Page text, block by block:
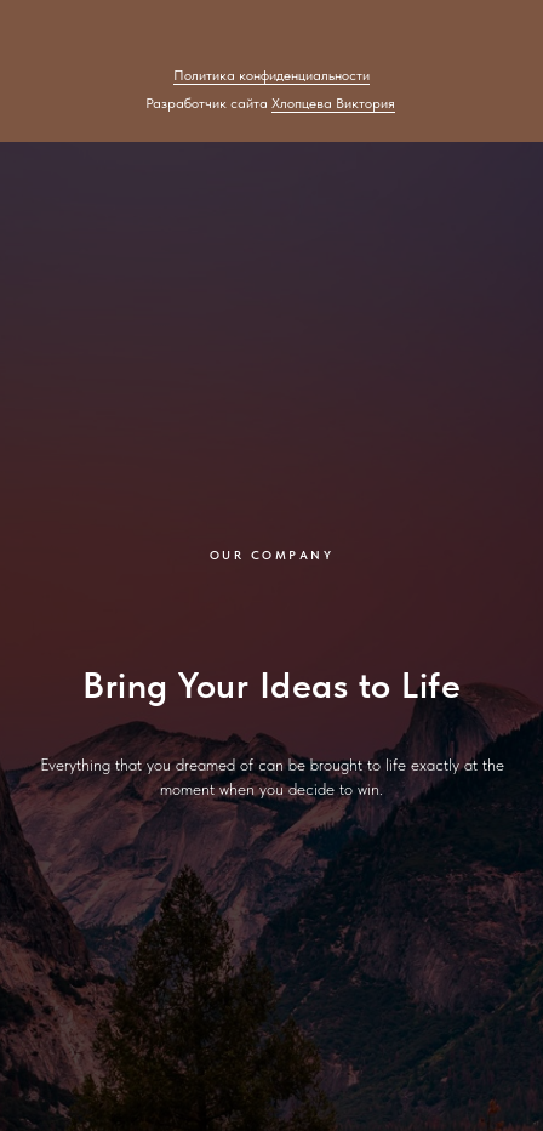
Разработчик сайта Хлопцева Виктория
Политика конфиденциальности
OUR COMPANY
Bring Your Ideas to Life
Everything that you dreamed of can be brought to life exactly at the
moment when you decide to win.